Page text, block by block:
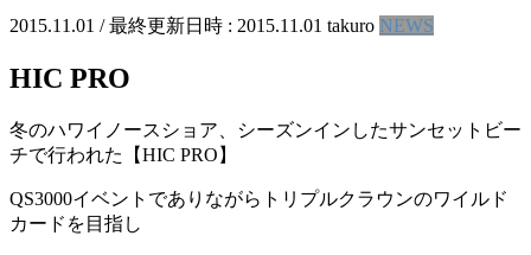
2015.11.01 / 最終更新日時 : 2015.11.01 takuro NEWS
HIC PRO
冬のハワイノースショア、シーズンインしたサンセットビー
チで行われた【HIC PRO】
QS3000イベントでありながらトリプルクラウンのワイルド
カードを目指し